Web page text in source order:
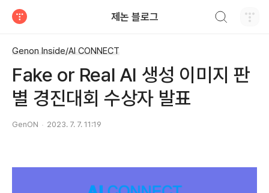
제논 블로그
Genon Inside/AI CONNECT
Fake or Real AI 생성 이미지 판
별 경진대회 수상자 발표
GenON 2023. 7. 7. 11:19